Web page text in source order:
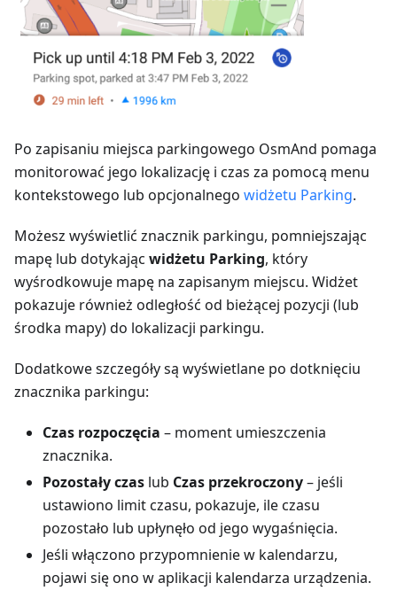
Po zapisaniu miejsca parkingowego OsmAnd pomaga
monitorować jego lokalizację i czas za pomocą menu
kontekstowego lub opcjonalnego widżetu Parking.
Możesz wyświetlić znacznik parkingu, pomniejszając
mapę lub dotykając widżetu Parking, który
wyśrodkowuje mapę na zapisanym miejscu. Widżet
pokazuje również odległość od bieżącej pozycji (lub
środka mapy) do lokalizacji parkingu.
Dodatkowe szczegóły są wyświetlane po dotknięciu
znacznika parkingu:
Czas rozpoczęcia – moment umieszczenia
znacznika.
Pozostały czas lub Czas przekroczony– jeśli
ustawiono limit czasu, pokazuje, ile czasu
pozostało lub upłynęło od jego wygaśnięcia.
Jeśli włączono przypomnienie w kalendarzu,
pojawi się ono w aplikacji kalendarza urządzenia.